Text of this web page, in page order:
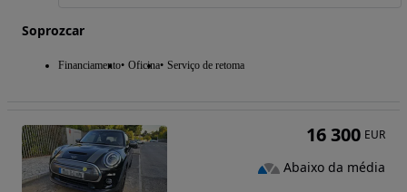
Soprozcar
Financiamento Oficina Serviço de retoma
16 300 EUR
Abaixo da média